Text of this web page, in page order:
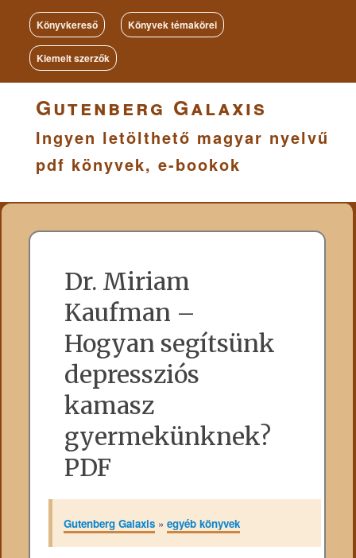
Könyvkereső Könyvek témakörei
Kiemelt szerzők
Gutenberg Galaxis
Ingyen letölthető magyar nyelvű
pdf könyvek, e-bookok
Dr. Miriam
Kaufman –
Hogyan segítsünk
depressziós
kamasz
gyermekünknek?
PDF
Gutenberg Galaxis» egyéb könyvek